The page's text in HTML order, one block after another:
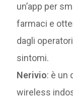
un’app per
farmaci e
dagli
sintomi.
Nerivio: è un
wireless